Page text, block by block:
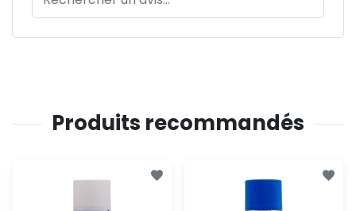
Produits recommandés